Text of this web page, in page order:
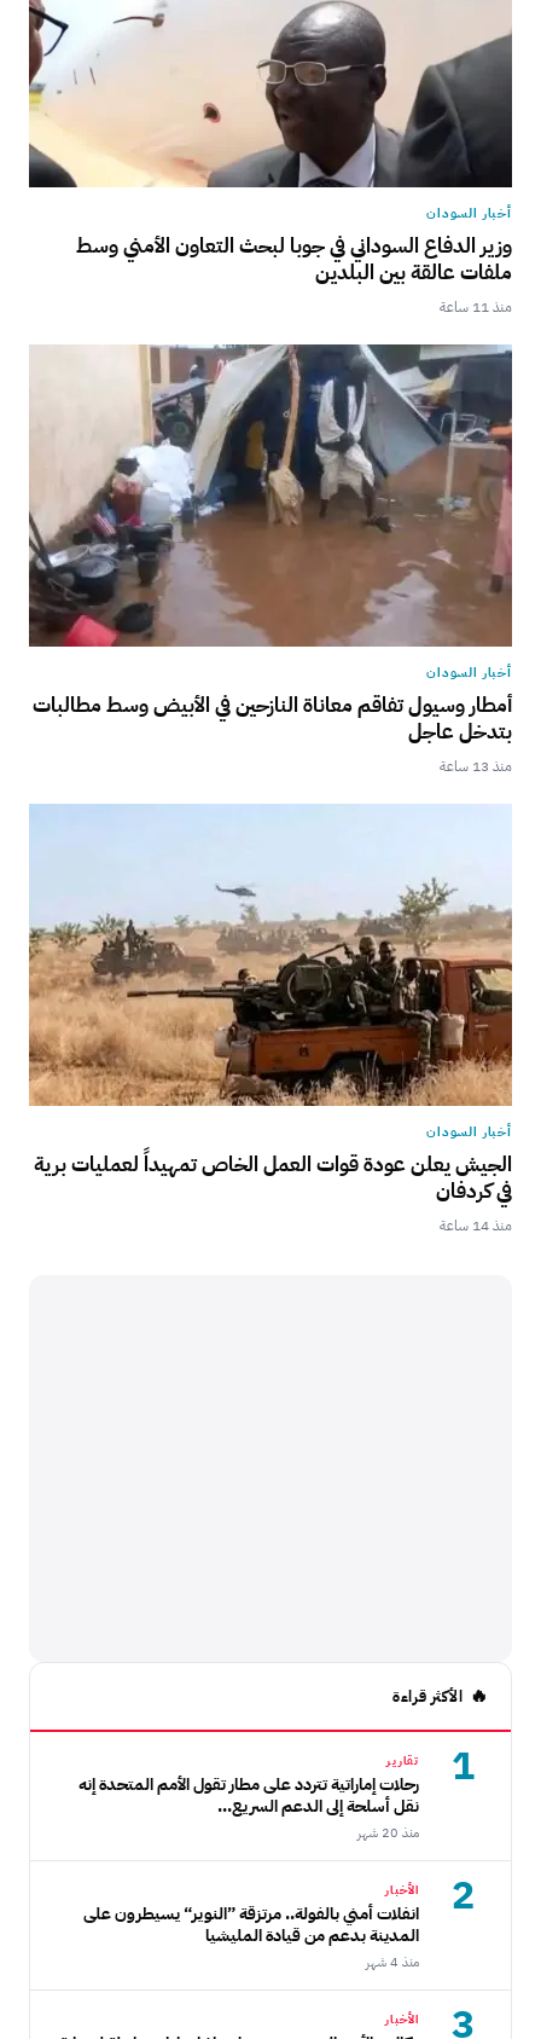
أخبار السودان
وزير الدفاع السوداني في جوبا لبحث التعاون الأمني وسط
ملفات عالقة بين البلدين
منذ 11 ساعة
أخبار السودان
أمطار وسيول تفاقم معاناة النازحين في الأبيض وسط مطالبات
بتدخل عاجل
منذ 13 ساعة
أخبار السودان
الجيش يعلن عودة قوات العمل الخاص تمهيداً لعمليات برية
في كردفان
منذ 14 ساعة
الأكثر قراءة
1 تقارير
رحلات إماراتية تتردد على مطار تقول الأمم المتحدة إنه
نقل أسلحة إلى الدعم السريع...
منذ 20 شهر
2 الأخبار
انفلات أمني بالفولة.. مرتزقة ”النوير“ يسيطرون على
المدينة بدعم من قيادة المليشيا
منذ 4 شهر
3 الأخبار